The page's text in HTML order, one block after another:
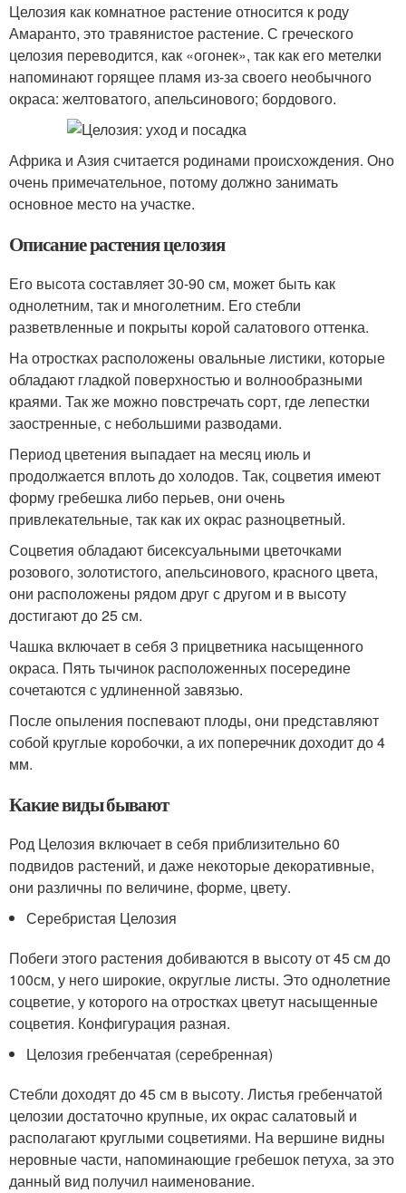
Целозия как комнатное растение относится к роду
Амаранто, это травянистое растение. С греческого
целозия переводится, как «огонек», так как его метелки
напоминают горящее пламя из-за своего необычного
окраса: желтоватого, апельсинового; бордового.
Африка и Азия считается родинами происхождения. Оно
очень примечательное, потому должно занимать
основное место на участке.
Описание растения целозия
Его высота составляет 30-90 см, может быть как
однолетним, так и многолетним. Его стебли
разветвленные и покрыты корой салатового оттенка.
На отростках расположены овальные листики, которые
обладают гладкой поверхностью и волнообразными
краями. Так же можно повстречать сорт, где лепестки
заостренные, с небольшими разводами.
Период цветения выпадает на месяц июль и
продолжается вплоть до холодов. Так, соцветия имеют
форму гребешка либо перьев, они очень
привлекательные, так как их окрас разноцветный.
Соцветия обладают бисексуальными цветочками
розового, золотистого, апельсинового, красного цвета,
они расположены рядом друг с другом и в высоту
достигают до 25 см.
Чашка включает в себя 3 прицветника насыщенного
окраса. Пять тычинок расположенных посередине
сочетаются с удлиненной завязью.
После опыления поспевают плоды, они представляют
собой круглые коробочки, а их поперечник доходит до 4
мм.
Какие виды бывают
Род Целозия включает в себя приблизительно 60
подвидов растений, и даже некоторые декоративные,
они различны по величине, форме, цвету.
Серебристая Целозия
Побеги этого растения добиваются в высоту от 45 см до
100см, у него широкие, округлые листы. Это однолетние
соцветие, у которого на отростках цветут насыщенные
соцветия. Конфигурация разная.
Целозия гребенчатая (серебренная)
Стебли доходят до 45 см в высоту. Листья гребенчатой
целозии достаточно крупные, их окрас салатовый и
располагают круглыми соцветиями. На вершине видны
неровные части, напоминающие гребешок петуха, за это
данный вид получил наименование.